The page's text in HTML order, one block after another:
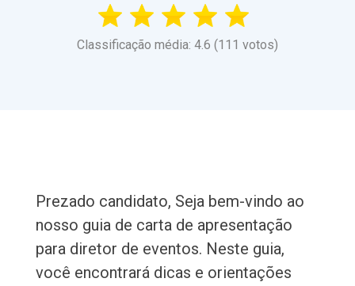
Classificação média: 4.6 (111 votos)
Prezado candidato, Seja bem-vindo ao
nosso guia de carta de apresentação
para diretor de eventos. Neste guia,
você encontrará dicas e orientações